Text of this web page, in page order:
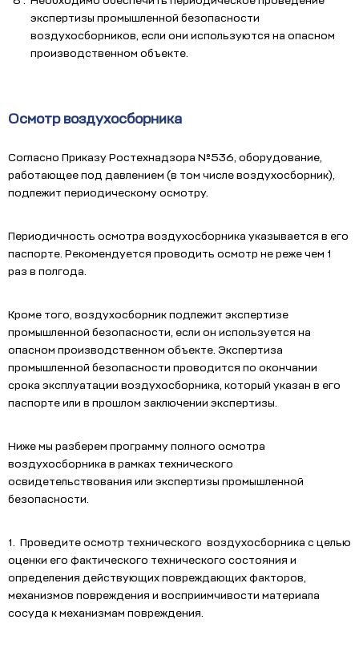
экспертизы промышленной безопасности
воздухосборников, если они используются на опасном
производственном объекте.
Осмотр воздухосборника
Согласно Приказу Ростехнадзора №536, оборудование,
работающее под давлением (в том числе воздухосборник),
подлежит периодическому осмотру.
Периодичность осмотра воздухосборника указывается в его
паспорте. Рекомендуется проводить осмотр не реже чем 1
раз в полгода.
Кроме того, воздухосборник подлежит экспертизе
промышленной безопасности, если он используется на
опасном производственном объекте. Экспертиза
промышленной безопасности проводится по окончании
срока эксплуатации воздухосборника, который указан в его
паспорте или в прошлом заключении экспертизы.
Ниже мы разберем программу полного осмотра
воздухосборника в рамках технического
освидетельствования или экспертизы промышленной
безопасности.
1. Проведите осмотр технического воздухосборника с целью
оценки его фактического технического состояния и
определения действующих повреждающих факторов,
механизмов повреждения и восприимчивости материала
сосуда к механизмам повреждения.